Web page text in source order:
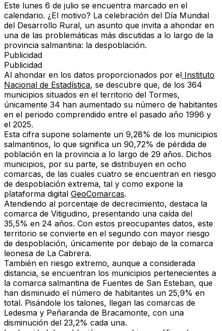
Este lunes 6 de julio se encuentra marcado en el
calendario. ¿El motivo? La celebración del Día Mundial
del Desarrollo Rural, un asunto que invita a ahondar en
una de las problemáticas más discutidas a lo largo de la
provincia salmantina: la despoblación.
Publicidad
Publicidad
Al ahondar en los datos proporcionados por el Instituto
Nacional de Estadística, se descubre que, de los 364
municipios situados en el territorio del Tormes,
únicamente 34 han aumentado su número de habitantes
en el periodo comprendido entre el pasado año 1996 y
el 2025.
Esta cifra supone solamente un 9,28% de los municipios
salmantinos, lo que significa un 90,72% de pérdida de
población en la provincia a lo largo de 29 años. Dichos
municipios, por su parte, se distribuyen en ocho
comarcas, de las cuales cuatro se encuentran en riesgo
de despoblación extrema, tal y como expone la
plataforma digital GeoComarcas.
Atendiendo al porcentaje de decrecimiento, destaca la
comarca de Vitigudino, presentando una caída del
35,5% en 24 años. Con estos preocupantes datos, este
territorio se convierte en el segundo con mayor riesgo
de despoblación, únicamente por debajo de la comarca
leonesa de La Cabrera.
También en riesgo extremo, aunque a considerada
distancia, se encuentran los municipios pertenecientes a
la comarca salmantina de Fuentes de San Esteban, que
han disminuido el número de habitantes un 25,9% en
total. Pisándole los talones, llegan las comarcas de
Ledesma y Peñaranda de Bracamonte, con una
disminución del 23,2% cada una.